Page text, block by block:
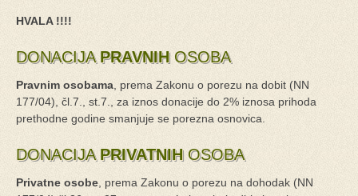
HVALA !!!!
DONACIJA PRAVNIH OSOBA
Pravnim osobama , prema Zakonu o porezu na dobit (NN
177/04), čl.7., st.7., za iznos donacije do 2% iznosa prihoda
prethodne godine smanjuje se porezna osnovica.
DONACIJA PRIVATNIH OSOBA
Privatne osobe , prema Zakonu o porezu na dohodak (NN